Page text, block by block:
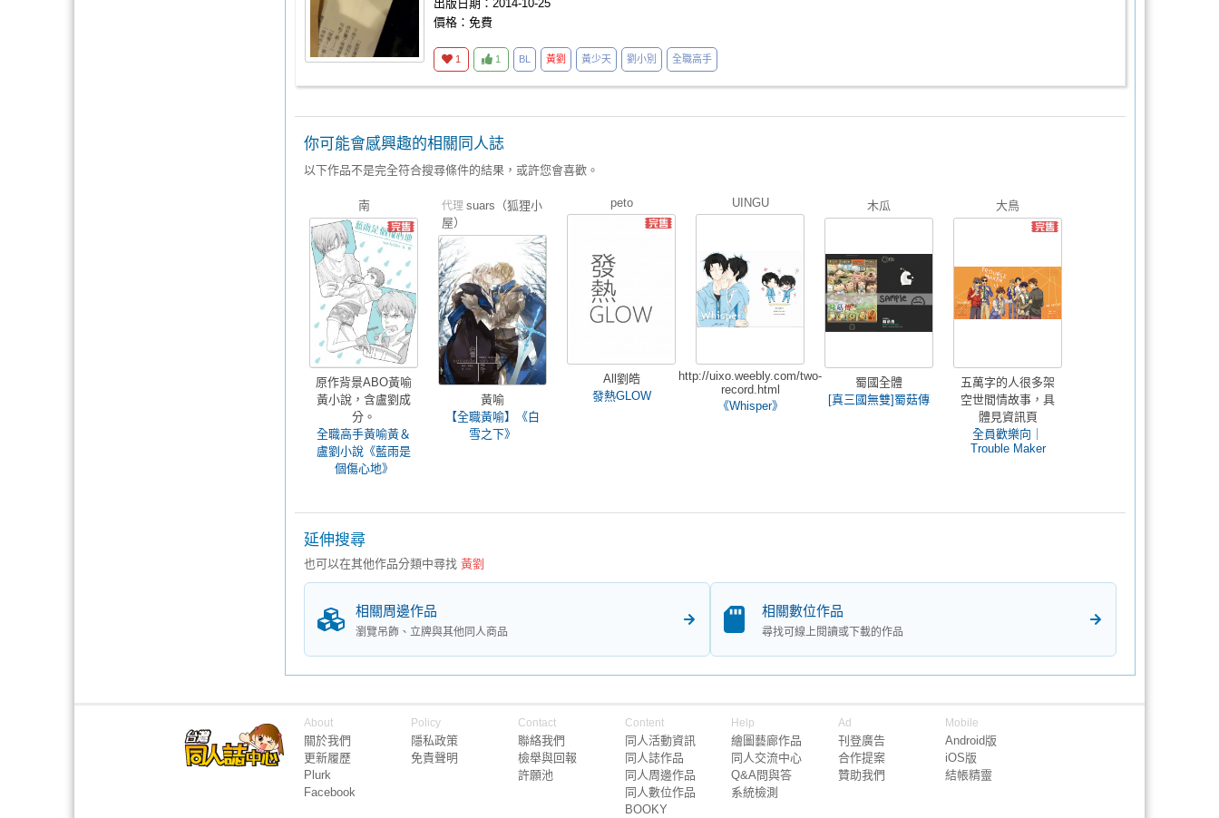
出版日期：2014-10-25
價格：免費
1 1 BL 黃劉 黃少天 劉小別 全職高手
你可能會感興趣的相關同人誌
以下作品不是完全符合搜尋條件的結果，或許您會喜歡。
南
原作背景ABO黃喻
黃小說，含盧劉成
分。
全職高手黃喻黃＆
盧劉小說《藍雨是
個傷心地》
代理 suars（狐狸小
屋）
黃喻
【全職黃喻】《白
雪之下》
peto
All劉皓
發熱GLOW
UINGU
http://uixo.weebly.com/two-
record.html
《Whisper》
木瓜
蜀國全體
[真三國無雙]蜀菇傳
大鳥
五萬字的人很多架
空世間情故事，具
體見資訊頁
全員歡樂向｜
Trouble Maker
延伸搜尋
也可以在其他作品分類中尋找 黃劉
相關周邊作品
瀏覽吊飾、立牌與其他同人商品
相關數位作品
尋找可線上閱讀或下載的作品
About
關於我們
更新履歷
Plurk
Facebook
Policy
隱私政策
免責聲明
Contact
聯絡我們
檢舉與回報
許願池
Content
同人活動資訊
同人誌作品
同人周邊作品
同人數位作品
BOOKY
Help
繪圖藝廊作品
同人交流中心
Q&A問與答
系統檢測
Ad
刊登廣告
合作提案
贊助我們
Mobile
Android版
iOS版
結帳精靈